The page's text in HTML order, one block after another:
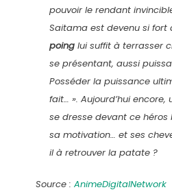
pouvoir le rendant
Saitama est devenu si fort
poinglui suffit à terrasser
se présentant, aussi
Posséder la puissance
fait… ». Aujourd’hui
se dresse devant ce
sa motivation… et ses
il à retrouver la patate ?
Source : AnimeDigitalNetwork